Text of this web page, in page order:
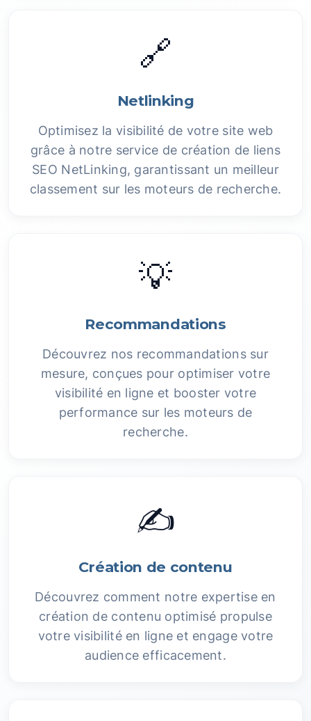
🔗
Netlinking
Optimisez la visibilité de votre site web
grâce à notre service de création de liens
SEO NetLinking, garantissant un meilleur
classement sur les moteurs de recherche.
💡
Recommandations
Découvrez nos recommandations sur
mesure, conçues pour optimiser votre
visibilité en ligne et booster votre
performance sur les moteurs de
recherche.
✍️
Création de contenu
Découvrez comment notre expertise en
création de contenu optimisé propulse
votre visibilité en ligne et engage votre
audience efficacement.